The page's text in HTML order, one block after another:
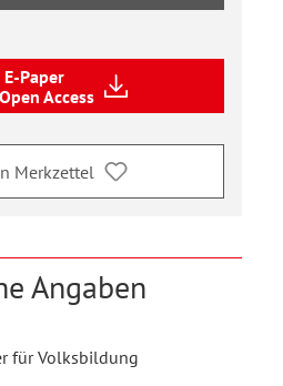
E-Paper
Access
Merkzettel
Angaben
für Volksbildung